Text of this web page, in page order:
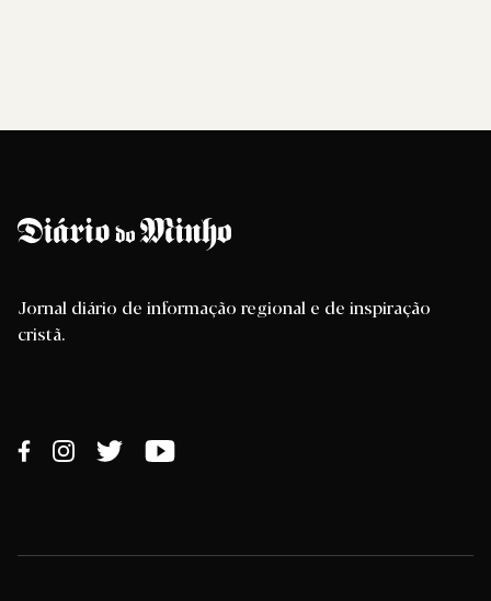
Jornal diário de informação regional e de inspiração
cristã.